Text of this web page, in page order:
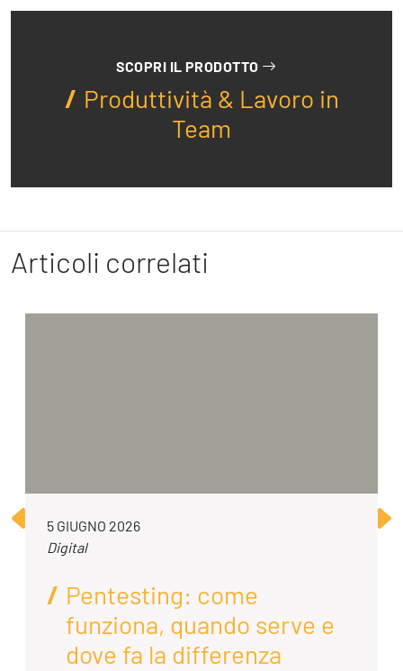
SCOPRI IL PRODOTTO
Produttività & Lavoro in
Team
Articoli correlati
5 GIUGNO 2026
Digital
Pentesting: come
funziona, quando serve e
dove fa la differenza